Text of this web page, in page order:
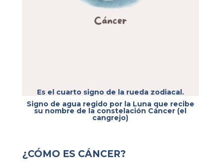
Es el cuarto signo de la rueda zodiacal.
Signo de agua regido por la Luna que recibe
su nombre de la constelación Cáncer (el
cangrejo)
¿CÓMO ES CÁNCER?